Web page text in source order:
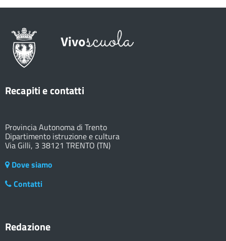
Recapiti e contatti
Provincia Autonoma di Trento
Dipartimento istruzione e cultura
Via Gilli, 3 38121 TRENTO (TN)
Dove siamo
Contatti
Redazione